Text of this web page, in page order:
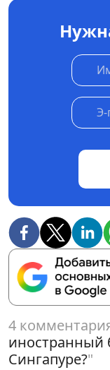
4
иностранный
Сингапуре?"